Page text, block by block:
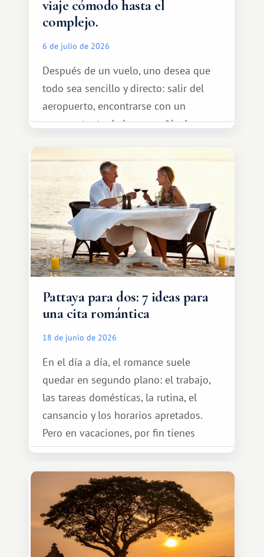
viaje cómodo hasta el
complejo.
6 de julio de 2026
Después de un vuelo, uno desea que
todo sea sencillo y directo: salir del
aeropuerto, encontrarse con un
representante de la compañía de
tranquilamente hasta el complejo
turístico.
Pattaya para dos: 7 ideas para
una cita romántica
18 de junio de 2026
En el día a día, el romance suele
quedar en segundo plano: el trabajo,
las tareas domésticas, la rutina, el
cansancio y los horarios apretados.
Pero en vacaciones, por fin tienes
espacio para dos y ganas de hacer algo
especial por tu pareja. No tiene por
qué ser algo grandioso, pero sí algo
cálido y memorable.